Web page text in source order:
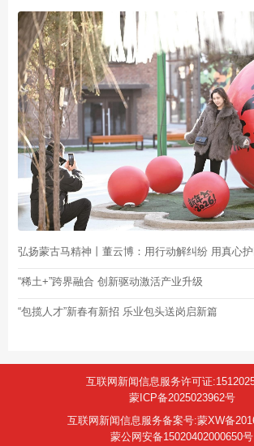
弘扬蒙古马精神丨董云博：用行动解纠纷 用真心
“稀土+”跨界融合 创新驱动激活产业升级
“包揽人才”新春有新招 乐业包头送岗启新篇
互联网新闻信息服务许可证
蒙ICP备2025023962号
互联网新闻信息服务备案号:蒙XW备
蒙公网安备15020402000650号